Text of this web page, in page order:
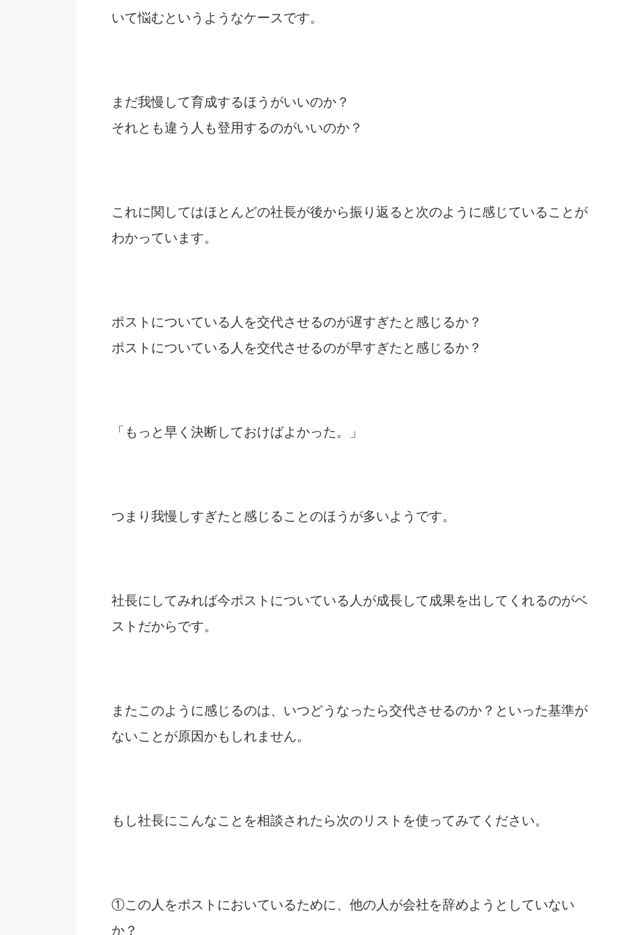
いて悩むというようなケースです。
まだ我慢して育成するほうがいいのか？
それとも違う人も登用するのがいいのか？
これに関してはほとんどの社長が後から振り返ると次のように感じていることが
わかっています。
ポストについている人を交代させるのが遅すぎたと感じるか？
ポストについている人を交代させるのが早すぎたと感じるか？
「もっと早く決断しておけばよかった。」
つまり我慢しすぎたと感じることのほうが多いようです。
社長にしてみれば今ポストについている人が成長して成果を出してくれるのがベ
ストだからです。
またこのように感じるのは、いつどうなったら交代させるのか？といった基準が
ないことが原因かもしれません。
もし社長にこんなことを相談されたら次のリストを使ってみてください。
①この人をポストにおいているために、他の人が会社を辞めようとしていない
か？